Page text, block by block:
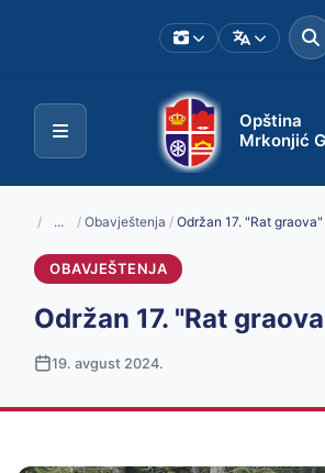
Opština
Mrkonjić
/ ... / Obavještenja / Održan 17. "Rat graova"
OBAVJEŠTENJA
Održan 17. "Rat
19. avgust 2024.